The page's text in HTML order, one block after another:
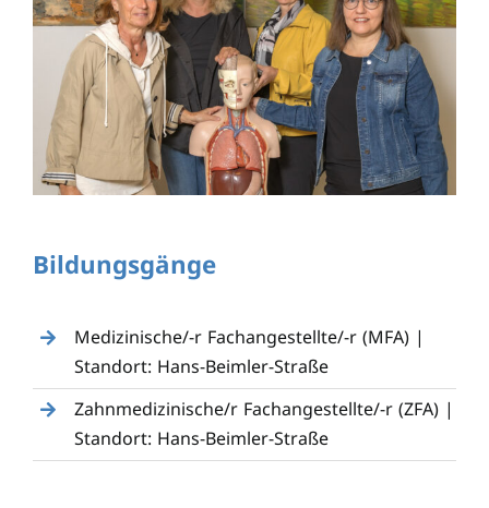
Bildungsgänge
Medizinische/-r Fachangestellte/-r (MFA) |
Standort: Hans-Beimler-Straße
Zahnmedizinische/r Fachangestellte/-r (ZFA) |
Standort: Hans-Beimler-Straße